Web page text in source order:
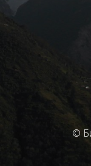
©